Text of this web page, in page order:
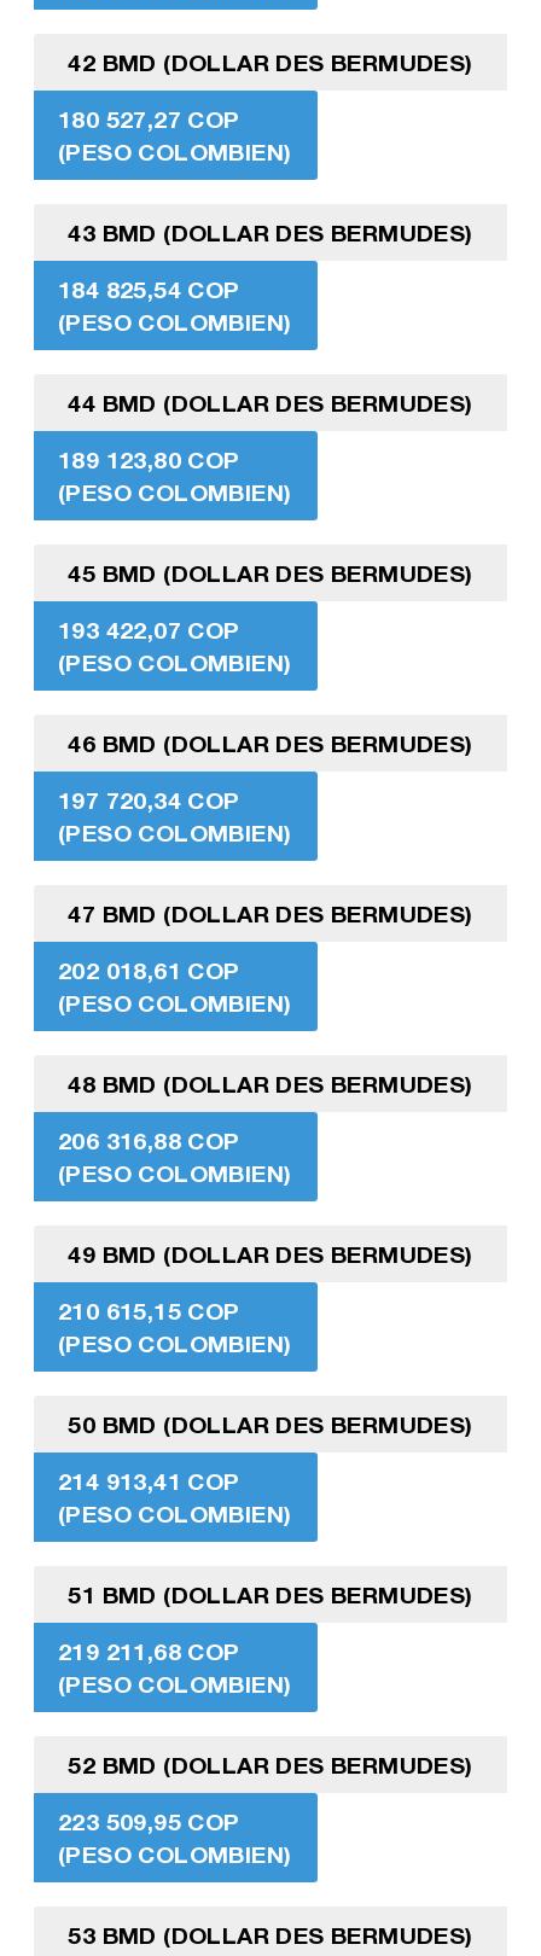
42 BMD (DOLLAR DES BERMUDES)
180 527,27 COP
(PESO COLOMBIEN)
43 BMD (DOLLAR DES BERMUDES)
184 825,54 COP
(PESO COLOMBIEN)
44 BMD (DOLLAR DES BERMUDES)
189 123,80 COP
(PESO COLOMBIEN)
45 BMD (DOLLAR DES BERMUDES)
193 422,07 COP
(PESO COLOMBIEN)
46 BMD (DOLLAR DES BERMUDES)
197 720,34 COP
(PESO COLOMBIEN)
47 BMD (DOLLAR DES BERMUDES)
202 018,61 COP
(PESO COLOMBIEN)
48 BMD (DOLLAR DES BERMUDES)
206 316,88 COP
(PESO COLOMBIEN)
49 BMD (DOLLAR DES BERMUDES)
210 615,15 COP
(PESO COLOMBIEN)
50 BMD (DOLLAR DES BERMUDES)
214 913,41 COP
(PESO COLOMBIEN)
51 BMD (DOLLAR DES BERMUDES)
219 211,68 COP
(PESO COLOMBIEN)
52 BMD (DOLLAR DES BERMUDES)
223 509,95 COP
(PESO COLOMBIEN)
53 BMD (DOLLAR DES BERMUDES)